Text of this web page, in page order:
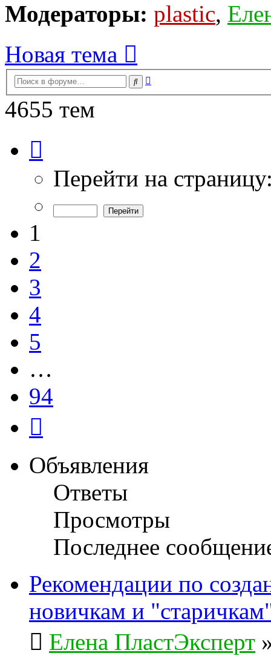
Модераторы: plastic,
Новая тема
Поиск
4655 тем
из
Перейти на
1
2
3
4
5
…
94
Объявления
Ответы
Просмотры
Последнее
Рекомендации по
новичкам и
Елена ПластЭксперт